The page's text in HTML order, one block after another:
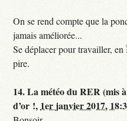
On se rend compte que la
jamais améliorée...
Se déplacer pour travailler, en
pire.
14.La météo du RER (mis
d’or !, 1er janvier 2017,